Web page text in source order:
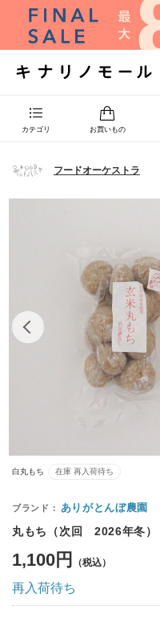
カテゴリ お買いもの
フードオーケストラ
白丸もち 在庫 再入荷待ち
ありがとんぼ農園
丸もち（次回 2026年冬）
1,100円
再入荷待ち